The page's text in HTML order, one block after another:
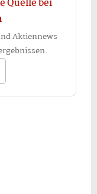
Quelle bei
Aktiennews